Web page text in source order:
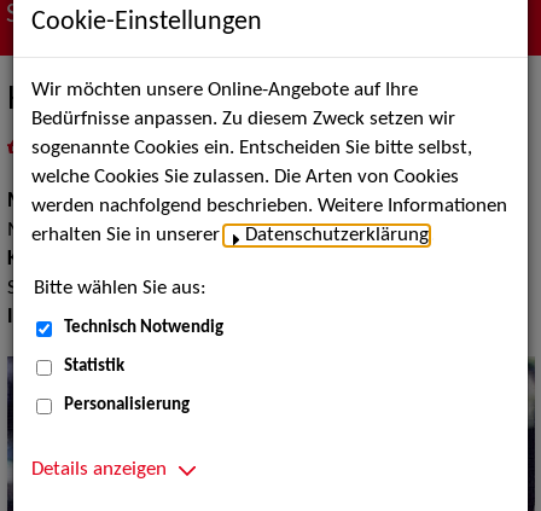
Suche nach Künstler*innen
Helmuth Stuarnig
als PDF speichern
inMeine Merklistelegen
Musik:Instrumental Solisten, Klassische und Historische
Musik
Klassische und Historische Musik:
Salon und Cafehaus Musik
Instrument:Geige
Cookie-Einstellungen
Wir möchten unsere Online-Angebote auf Ihre
Bedürfnisse anpassen. Zu diesem Zweck setzen wir
sogenannte Cookies ein. Entscheiden Sie bitte selbst,
welche Cookies Sie zulassen. Die Arten von Cookies
werden nachfolgend beschrieben. Weitere Informationen
erhalten Sie in unserer
Datenschutzerklärung
Bitte wählen Sie aus:
Technisch Notwendig
Statistik
Personalisierung
Details anzeigen